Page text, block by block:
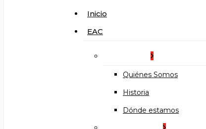
search
Menu
Inicio
EAC
Quiénes Somos
Historia
Dónde estamos